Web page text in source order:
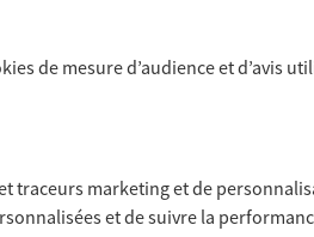
de mesure d’audience et d’avis
traceurs marketing et de
et de suivre la